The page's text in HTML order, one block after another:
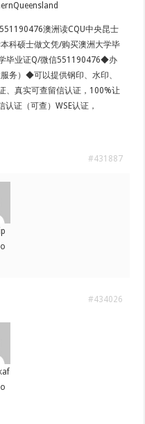
澳洲读CQU中央昆士
科硕士做文凭/购买澳洲大学毕
毕业证Q/微信551190476◆办
务）◆可以提供钢印、水印、
、真实可查留信认证，100%让
证（可查）WSE认证，
#431887
#434026